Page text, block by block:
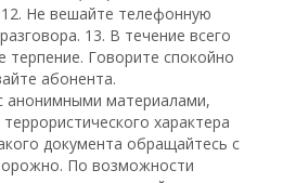
12. Не вешайте телефонную
13. В течение всего
терпение. Говорите спокойно
абонента.
анонимными материалами,
характера
документа обращайтесь с
По возможности